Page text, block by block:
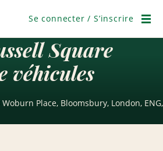
Se connecter / S’inscrire
Square
véhicules
Place, Bloomsbury, London, ENG,